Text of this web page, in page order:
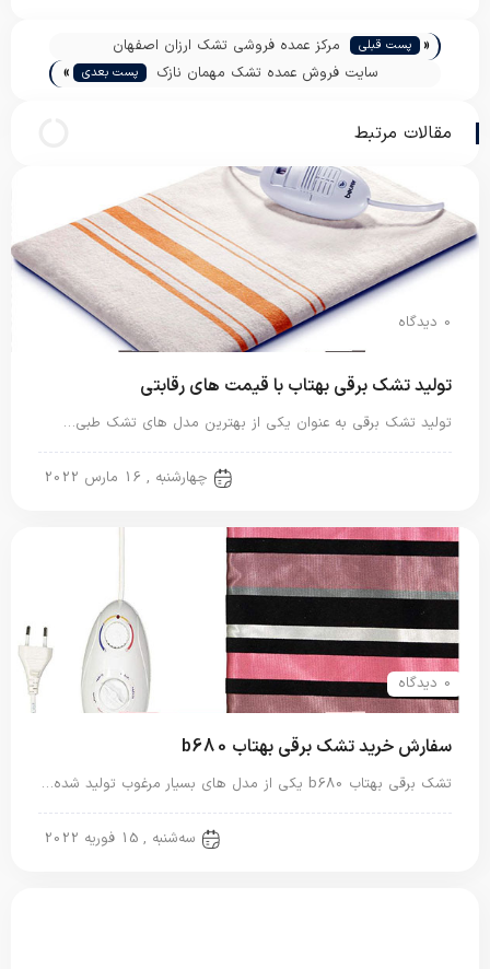
« پست قبلی
مرکز عمده فروشی تشک ارزان اصفهان
سایت فروش عمده تشک مهمان نازک
پست بعدی »
مقالات مرتبط
0 دیدگاه
تولید تشک برقی بهتاب با قیمت های رقابتی
تولید تشک برقی به عنوان یکی از بهترین مدل های تشک طبی…
چهارشنبه , 16 مارس 2022
0 دیدگاه
سفارش خرید تشک برقی بهتاب b680
تشک برقی بهتاب b680 یکی از مدل های بسیار مرغوب تولید شده…
سه‌شنبه , 15 فوریه 2022